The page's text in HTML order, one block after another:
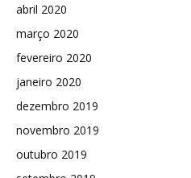
abril 2020
março 2020
fevereiro 2020
janeiro 2020
dezembro 2019
novembro 2019
outubro 2019